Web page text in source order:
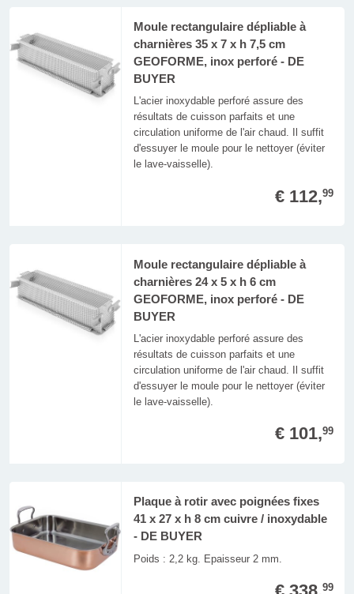
Moule rectangulaire dépliable à
charnières 35 x 7 x h 7,5 cm
GEOFORME, inox perforé - DE
BUYER
L'acier inoxydable perforé assure des
résultats de cuisson parfaits et une
circulation uniforme de l'air chaud. Il suffit
d'essuyer le moule pour le nettoyer (éviter
le lave-vaisselle).
€ 112,99
Moule rectangulaire dépliable à
charnières 24 x 5 x h 6 cm
GEOFORME, inox perforé - DE
BUYER
L'acier inoxydable perforé assure des
résultats de cuisson parfaits et une
circulation uniforme de l'air chaud. Il suffit
d'essuyer le moule pour le nettoyer (éviter
le lave-vaisselle).
€ 101,99
Plaque à rotir avec poignées fixes
41 x 27 x h 8 cm cuivre / inoxydable
- DE BUYER
Poids : 2,2 kg. Epaisseur 2 mm.
99